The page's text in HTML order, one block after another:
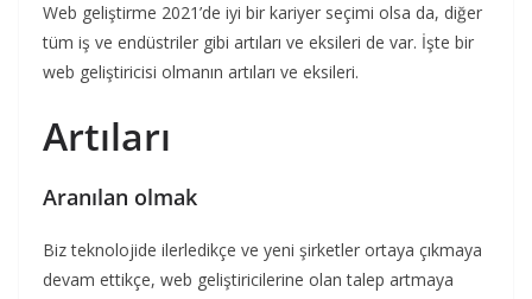
Web geliştirme 2021’de iyi bir kariyer seçimi olsa da, diğer
tüm iş ve endüstriler gibi artıları ve eksileri de var. İşte bir
web geliştiricisi olmanın artıları ve eksileri.
Artıları
Aranılan olmak
Biz teknolojide ilerledikçe ve yeni şirketler ortaya çıkmaya
devam ettikçe, web geliştiricilerine olan talep artmaya